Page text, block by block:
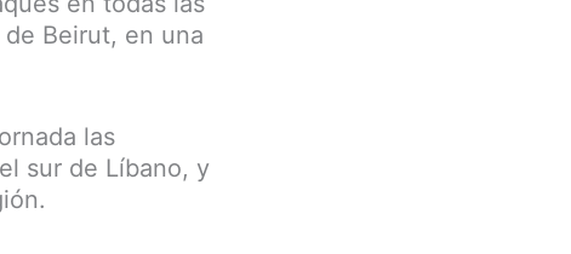
Beirut, en una
las
sur de Líbano, y